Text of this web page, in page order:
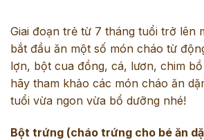
Giai đoạn trẻ từ 7 tháng tuổi trở lên
bắt đầu ăn một số món cháo từ
lợn, bột cua đồng, cá, lươn, chim
hãy tham khảo các món cháo ăn
tuổi vừa ngon vừa bổ dưỡng nhé!
Bột trứng (cháo trứng cho bé ăn